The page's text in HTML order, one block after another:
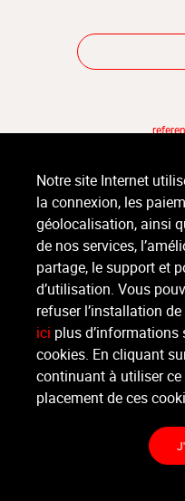
Notre site Internet
la connexion, les
géolocalisation, ainsi
de nos services,
partage, le support et
d’utilisation. Vous
refuser l’installation
ici plus
cookies. En cliquant
continuant à utiliser
placement de ces